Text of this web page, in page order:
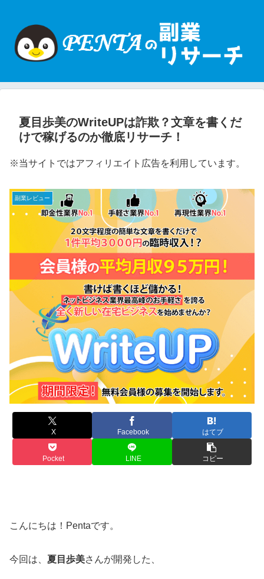
夏目歩美のWriteUPは詐欺？文章を書くだ
けで稼げるのか徹底リサーチ！
※当サイトではアフィリエイト広告を利用しています。
副業レビュー
X Facebook はてブ
Pocket LINE コピー
こんにちは！Pentaです。
今回は、 夏目歩美さんが開発した、